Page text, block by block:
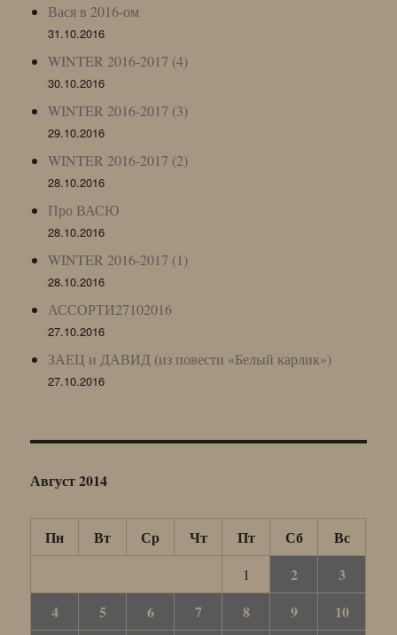
Вася в 2016-ом
31.10.2016
WINTER 2016-2017 (4)
30.10.2016
WINTER 2016-2017 (3)
29.10.2016
WINTER 2016-2017 (2)
28.10.2016
Про ВАСЮ
28.10.2016
WINTER 2016-2017 (1)
28.10.2016
АССОРТИ27102016
27.10.2016
ЗАЕЦ и ДАВИД (из повести «Белый карлик»)
27.10.2016
Август 2014
Пн Вт Ср Чт Пт Сб Вс
1 2
3
4
5 6 7 8 9
10